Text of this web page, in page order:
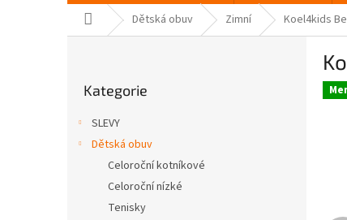
Domů Dětská obuv Zimní Koel4kids
kategorie
Kategorie
SLEVY
Dětská obuv
Celoroční kotníkové
Celoroční nízké
Tenisky